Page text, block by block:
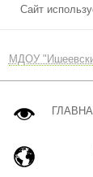
Сайт
МДОУ